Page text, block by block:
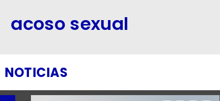
acoso sexual
NOTICIAS